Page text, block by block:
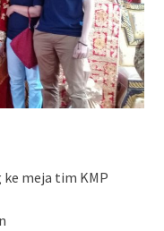
meja tim KMP